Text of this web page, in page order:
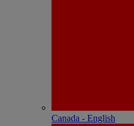
Canada - English